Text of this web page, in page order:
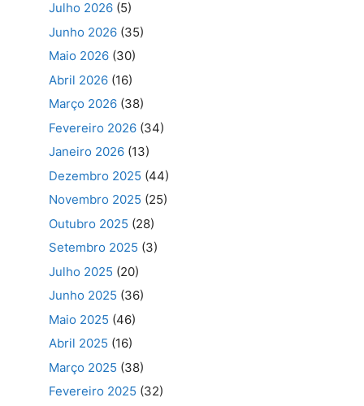
Julho 2026 (5)
Junho 2026 (35)
Maio 2026 (30)
Abril 2026 (16)
Março 2026 (38)
Fevereiro 2026 (34)
Janeiro 2026 (13)
Dezembro 2025 (44)
Novembro 2025 (25)
Outubro 2025 (28)
Setembro 2025 (3)
Julho 2025 (20)
Junho 2025 (36)
Maio 2025 (46)
Abril 2025 (16)
Março 2025 (38)
Fevereiro 2025 (32)